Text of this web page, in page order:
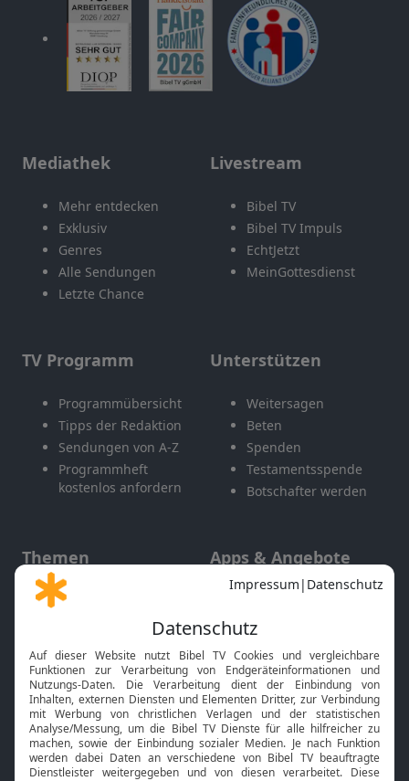
Mediathek
Mehr entdecken
Exklusiv
Genres
Alle Sendungen
Letzte Chance
Livestream
Bibel TV
Bibel TV Impuls
EchtJetzt
MeinGottesdienst
TV Programm
Programmübersicht
Tipps der Redaktion
Sendungen von A-Z
Programmheft
kostenlos anfordern
Unterstützen
Weitersagen
Beten
Spenden
Testamentsspende
Botschafter werden
Themen
Gott und Bibel erklärt
Neuigkeiten
Apps & Angebote
Mobile App
Smart TV
HbbTV
Bibelthek Online-Bibel
Nächster Gottesdienst